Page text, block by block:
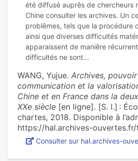
été diffusé auprês de chercheurs
Chine consulter les archives. Un
problêmes, tels que la procédure
ainsi que diverses difficultés
apparaissent de maniêre
WANG, Yujue. Archives,
communication et la
Chine et en France dans la
XXe siècle [en ligne]. [S. l.] :
chartes, 2018. Disponible à
https://hal.archives-
Consulter sur hal.archives-